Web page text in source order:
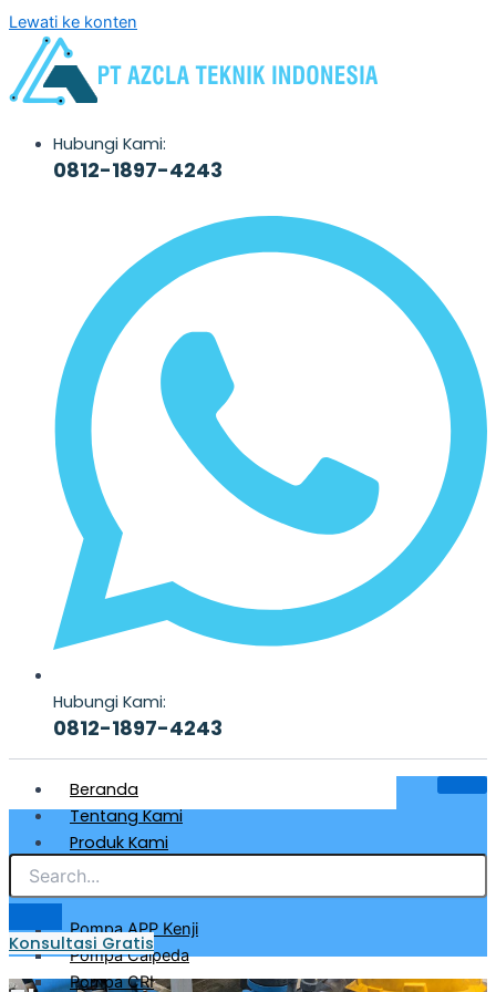
Lewati ke konten
Hubungi Kami:
0812-1897-4243
Hubungi Kami:
0812-1897-4243
Beranda
Tentang Kami
Produk Kami
Pompa Air Bersih & Industri
Pompa APP Kenji
Pompa Calpeda
Pompa CRI
Konsultasi Gratis